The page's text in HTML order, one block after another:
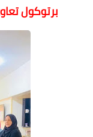
برتوكول